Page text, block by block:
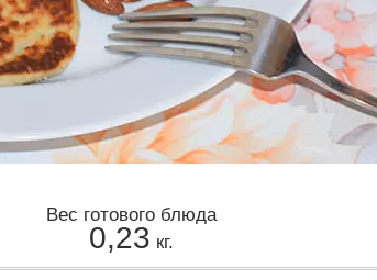
Вес готового блюда
0,23 кг.